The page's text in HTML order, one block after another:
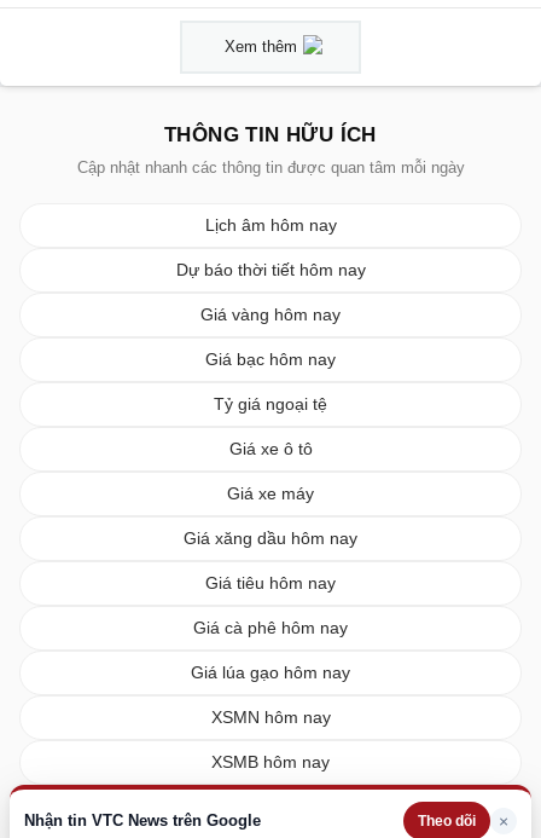
Nhận tin VTC News trên Google Theo dõi ×
Xem thêm
THÔNG TIN HỮU ÍCH
Cập nhật nhanh các thông tin được quan tâm mỗi ngày
Lịch âm hôm nay
Dự báo thời tiết hôm nay
Giá vàng hôm nay
Giá bạc hôm nay
Tỷ giá ngoại tệ
Giá xe ô tô
Giá xe máy
Giá xăng dầu hôm nay
Giá tiêu hôm nay
Giá cà phê hôm nay
Giá lúa gạo hôm nay
XSMN hôm nay
XSMB hôm nay